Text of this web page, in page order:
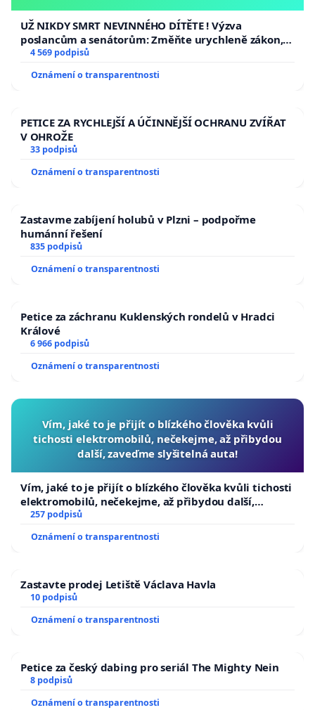
UŽ NIKDY SMRT NEVINNÉHO DÍTĚTE ! Výzva
poslancům a senátorům: Změňte urychleně zákon,
aby se tragédie malé Viktorky už nemohla opakovat!
4 569 podpisů
Oznámení o transparentnosti
PETICE ZA RYCHLEJŠÍ A ÚČINNĚJŠÍ OCHRANU ZVÍŘAT
V OHROŽE
33 podpisů
Oznámení o transparentnosti
Zastavme zabíjení holubů v Plzni – podpořme
humánní řešení
835 podpisů
Oznámení o transparentnosti
Petice za záchranu Kuklenských rondelů v Hradci
Králové
6 966 podpisů
Oznámení o transparentnosti
Vím, jaké to je přijít o blízkého člověka kvůli
tichosti elektromobilů, nečekejme, až přibydou
další, zaveďme slyšitelná auta!
Vím, jaké to je přijít o blízkého člověka kvůli tichosti
elektromobilů, nečekejme, až přibydou další,
zaveďme slyšitelná auta!
257 podpisů
Oznámení o transparentnosti
Zastavte prodej Letiště Václava Havla
10 podpisů
Oznámení o transparentnosti
Petice za český dabing pro seriál The Mighty Nein
8 podpisů
Oznámení o transparentnosti